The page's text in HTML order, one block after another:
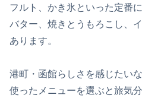
フルト、かき氷といった定番
バター、焼きとうもろこし、
あります。
港町・函館らしさを感じたい
使ったメニューを選ぶと旅気